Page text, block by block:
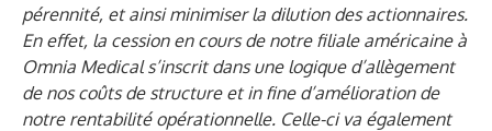
pérennité, et ainsi minimiser la dilution des actionnaires.
En effet, la cession en cours de notre filiale américaine à
Omnia Medical s’inscrit dans une logique d’allègement
de nos coûts de structure et in fine d’amélioration de
notre rentabilité opérationnelle. Celle-ci va également